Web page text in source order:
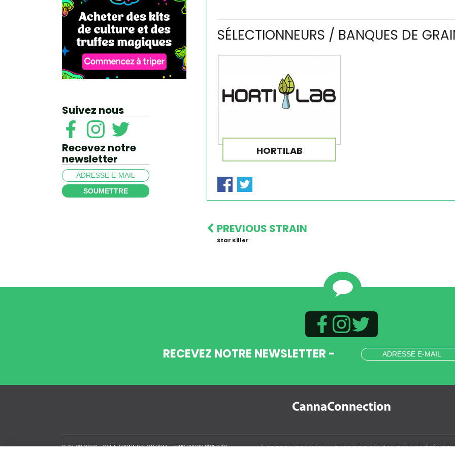
Suivez nous
Recevez notre
newsletter
SOUMETTRE
SÉLECTIONNEURS / BANQUES DE
HORTILAB
PREVIOUS STRAIN
Star Killer
RECEVEZ NOTRE NEWSLETTER -
© 08-08-2026 -CANNACONNECTION.COM- TOUS DROITS RÉSERVÉS.
À PROPOS DE NOUS
BASE DE DONNÉES DES VARIÉTÉS DE